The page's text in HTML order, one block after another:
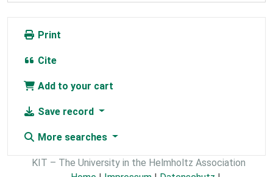
Print
Cite
Add to your cart
Save record
More searches
KIT – The University in the Helmholtz Association